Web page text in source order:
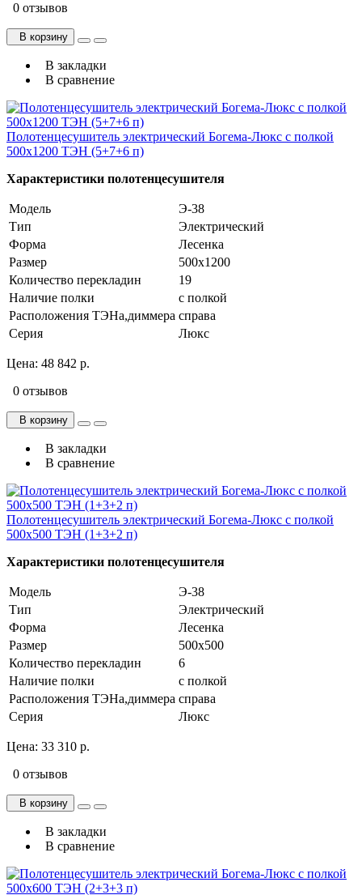
0 отзывов
В корзину
В закладки
В сравнение
Полотенцесушитель электрический Богема-Люкс с полкой
500х1200 ТЭН (5+7+6 п)
Характеристики полотенцесушителя
Модель
Э-38
Тип
Электрический
Форма
Лесенка
Размер
500х1200
Количество перекладин
19
Наличие полки
с полкой
Расположения ТЭНа,диммера справа
Серия
Люкс
Цена: 48 842 р.
0 отзывов
В корзину
В закладки
В сравнение
Полотенцесушитель электрический Богема-Люкс с полкой
500х500 ТЭН (1+3+2 п)
Характеристики полотенцесушителя
Модель
Э-38
Тип
Электрический
Форма
Лесенка
Размер
500х500
Количество перекладин
6
Наличие полки
с полкой
Расположения ТЭНа,диммера справа
Серия
Люкс
Цена: 33 310 р.
0 отзывов
В корзину
В закладки
В сравнение